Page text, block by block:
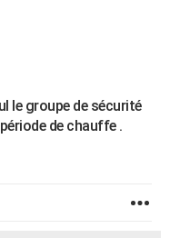
le groupe de sécurité
de chauffe .